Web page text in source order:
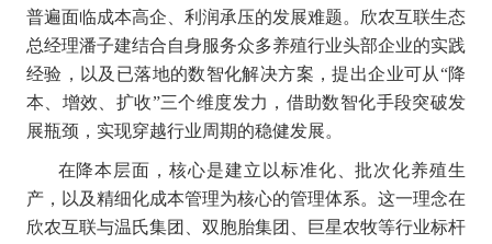
普遍面临成本高企、利润承压的发展难题。欣农互联生态
总经理潘子建结合自身服务众多养殖行业头部企业的实践
经验，以及已落地的数智化解决方案，提出企业可从“降
本、增效、扩收”三个维度发力，借助数智化手段突破发
展瓶颈，实现穿越行业周期的稳健发展。
在降本层面，核心是建立以标准化、批次化养殖生
产，以及精细化成本管理为核心的管理体系。这一理念在
欣农互联与温氏集团、双胞胎集团、巨星农牧等行业标杆